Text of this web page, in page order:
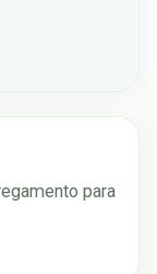
para